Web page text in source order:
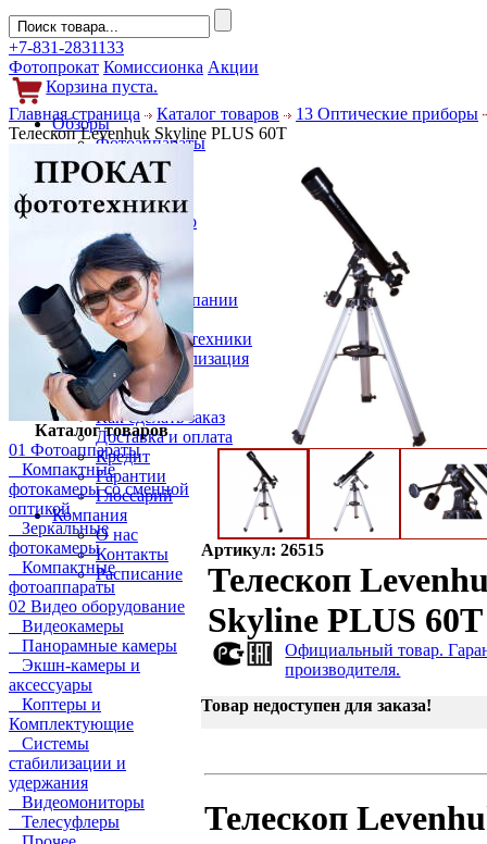
+7-831-2831133
Фотопрокат Комиссионка Акции
Корзина пуста.
Обзоры
Фотоаппараты
Объективы
Фильтры
Новости
Фото и видео
Гаджеты
Аксессуары
Слухи
Новости компании
Услуги
Прокат фототехники
Выкуп и реализация
Покупателям
Акции
Как сделать заказ
Доставка и оплата
Кредит
Гарантии
Глоссарий
Компания
О нас
Контакты
Расписание
Главная страница Каталог товаров
13 Оптические приборы
Телескоп Levenhuk Skyline PLUS 60T
Каталог товаров
01 Фотоаппараты
Компактные
фотокамеры со сменной
оптикой
Зеркальные
фотокамеры
Компактные
фотоаппараты
02 Видео оборудование
Видеокамеры
Панорамные камеры
Экшн-камеры и
аксессуары
Коптеры и
Комплектующие
Системы
стабилизации и
удержания
Видеомониторы
Телесуфлеры
Артикул: 26515
Телескоп
Skyline PLUS 60T
Официальный товар.
производителя.
Товар недоступен для заказа!
Телескоп